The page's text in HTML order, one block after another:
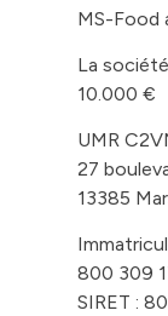
MS-Food
La société
10.000 €
UMR
27
13385
800 309
SIRET :